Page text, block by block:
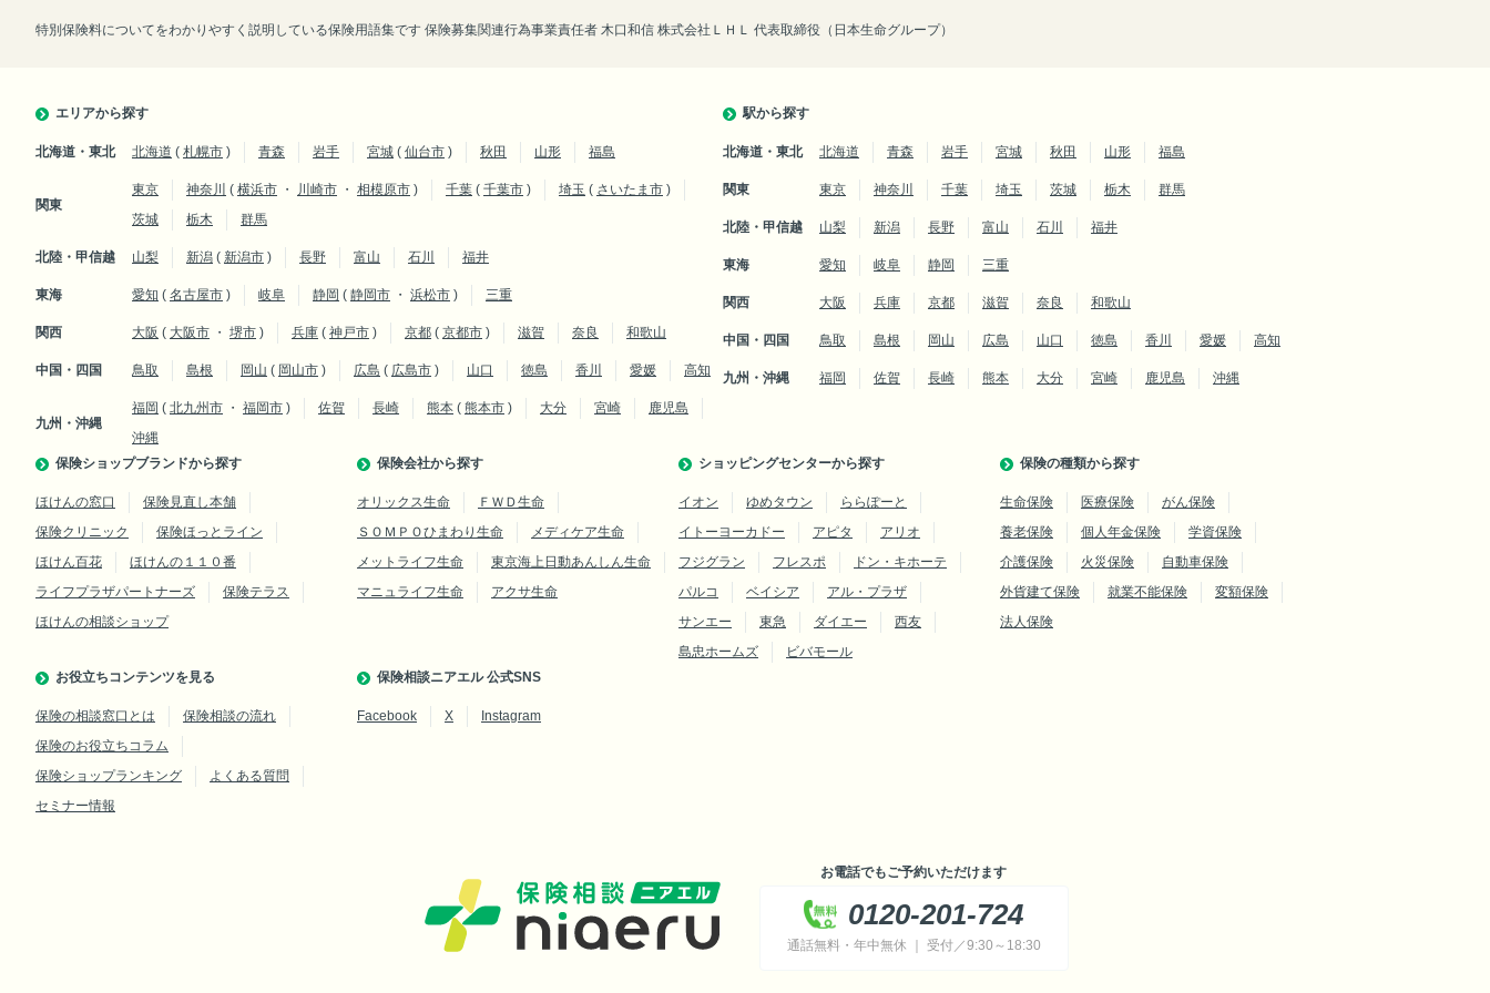
特別保険料についてをわかりやすく説明している保険用語集です 保険募集関連行為事業責任者 木口和信 株式会社ＬＨＬ 代表取締役（日本生命グループ）
エリアから探す
北海道・東北 北海道 ( 札幌市 ) 青森 岩手 宮城 ( 仙台市 ) 秋田 山形 福島
関東
東京 神奈川 ( 横浜市 ・ 川崎市 ・ 相模原市 ) 千葉 ( 千葉市 ) 埼玉 ( さいたま市 )
茨城
栃木 群馬
北陸・甲信越 山梨 新潟 ( 新潟市 ) 長野 富山 石川 福井
東海 愛知 ( 名古屋市 ) 岐阜 静岡 ( 静岡市 ・ 浜松市 ) 三重
関西 大阪 ( 大阪市 ・ 堺市 ) 兵庫 ( 神戸市 ) 京都 ( 京都市 ) 滋賀 奈良 和歌山
中国・四国 鳥取 島根 岡山 ( 岡山市 ) 広島 ( 広島市 ) 山口 徳島 香川 愛媛 高知
九州・沖縄
福岡 ( 北九州市 ・ 福岡市 ) 佐賀 長崎 熊本 ( 熊本市 ) 大分 宮崎
鹿児島
沖縄
駅から探す
北海道・東北 北海道 青森 岩手 宮城 秋田 山形 福島
関東 東京 神奈川 千葉 埼玉 茨城 栃木 群馬
北陸・甲信越 山梨 新潟 長野 富山 石川 福井
東海 愛知 岐阜 静岡 三重
関西 大阪 兵庫 京都 滋賀 奈良 和歌山
中国・四国 鳥取 島根 岡山 広島 山口 徳島 香川 愛媛 高知
九州・沖縄 福岡 佐賀 長崎 熊本 大分 宮崎 鹿児島 沖縄
保険ショップブランドから探す
ほけんの窓口
保険見直し本舗
保険クリニック
保険ほっとライン
ほけん百花
ほけんの１１０番
ライフプラザパートナーズ
保険テラス
ほけんの相談ショップ
保険会社から探す
オリックス生命
ＦＷＤ生命
ＳＯＭＰＯひまわり生命
メディケア生命
メットライフ生命
東京海上日動あんしん生命
マニュライフ生命
アクサ生命
ショッピングセンターから探す
イオン ゆめタウン
ららぽーと
イトーヨーカドー
アピタ
アリオ
フジグラン
フレスポ
ドン・キホーテ
パルコ
ベイシア
アル・プラザ
サンエー
東急 ダイエー
西友
島忠ホームズ
ビバモール
保険の種類から探す
生命保険 医療保険
がん保険
養老保険
個人年金保険
学資保険
介護保険
火災保険
自動車保険
外貨建て保険
就業不能保険
変額保険
法人保険
お役立ちコンテンツを見る
保険の相談窓口とは
保険相談の流れ
保険のお役立ちコラム
保険ショップランキング
よくある質問
セミナー情報
保険相談ニアエル 公式SNS
Facebook X Instagram
お電話でもご予約いただけます
0120-201-724
通話無料・年中無休 ｜ 受付／9:30～18:30